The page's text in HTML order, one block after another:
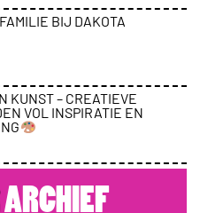
BIJ DAKOTA
KUNST – CREATIEVE
VOL INSPIRATIE EN
ARCHIEF